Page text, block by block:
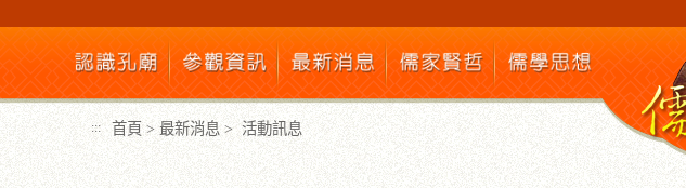
主
要
內
容
區
::: 首頁 > 最新消息 > 活動訊息